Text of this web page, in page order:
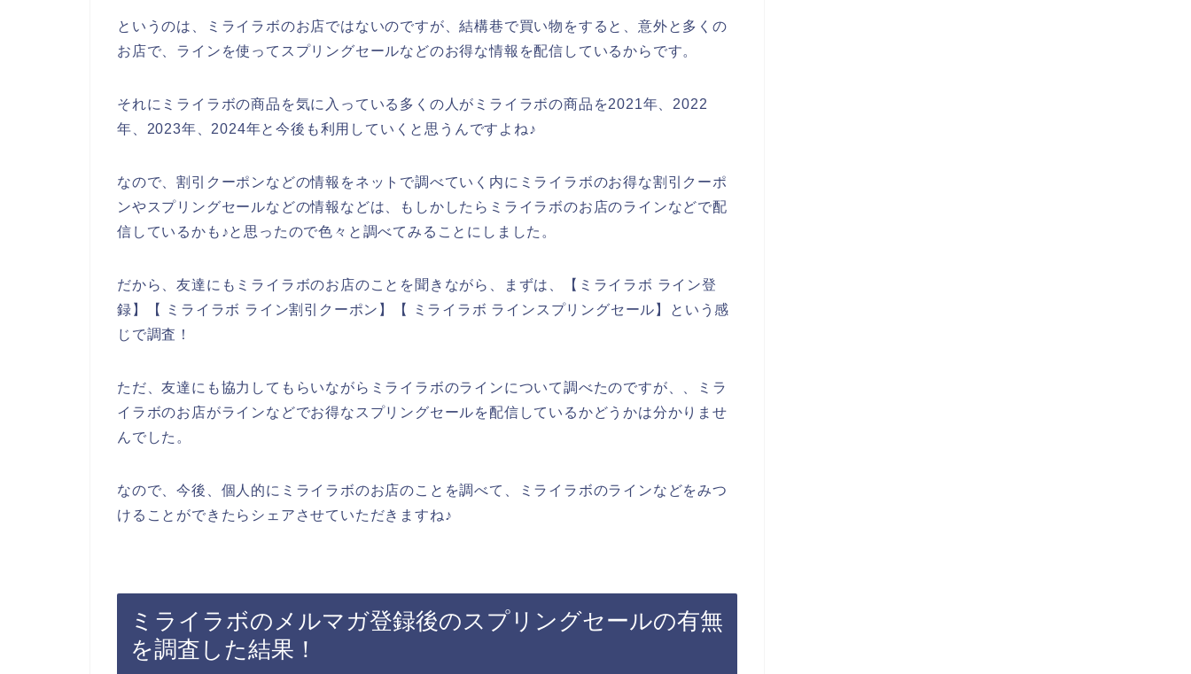
というのは、ミライラボのお店ではないのですが、結構巷で買い物をすると、意外と多くの
お店で、ラインを使ってスプリングセールなどのお得な情報を配信しているからです。
それにミライラボの商品を気に入っている多くの人がミライラボの商品を2021年、2022
年、2023年、2024年と今後も利用していくと思うんですよね♪
なので、割引クーポンなどの情報をネットで調べていく内にミライラボのお得な割引クーポ
ンやスプリングセールなどの情報などは、もしかしたらミライラボのお店のラインなどで配
信しているかも♪と思ったので色々と調べてみることにしました。
だから、友達にもミライラボのお店のことを聞きながら、まずは、【ミライラボ ライン登
録】【 ミライラボ ライン割引クーポン】【 ミライラボ ラインスプリングセール】という感
じで調査！
ただ、友達にも協力してもらいながらミライラボのラインについて調べたのですが、、ミラ
イラボのお店がラインなどでお得なスプリングセールを配信しているかどうかは分かりませ
んでした。
なので、今後、個人的にミライラボのお店のことを調べて、ミライラボのラインなどをみつ
けることができたらシェアさせていただきますね♪
ミライラボのメルマガ登録後のスプリングセールの有無
を調査した結果！